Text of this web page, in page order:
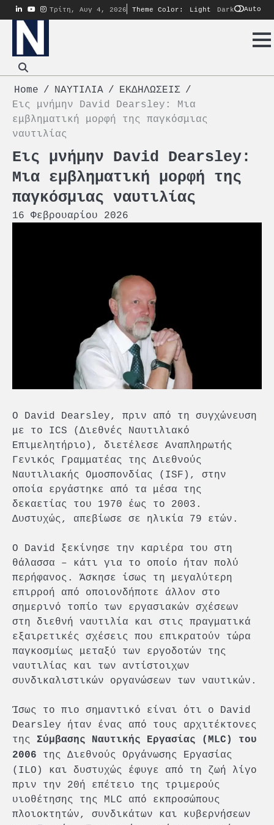
Skip
to
content
linkedin
youtube
instagram
Τρίτη, Αυγ 4, 2026 Theme Color: Light Dark Auto
Home ΝΑΥΤΙΛΙΑ
ΕΚΔΗΛΩΣΕΙΣ
Εις μνήμην David Dearsley: Μια
εμβληματική μορφή της παγκόσμιας
ναυτιλίας
Εις μνήμην David Dearsley:
Μια εμβληματική μορφή της
παγκόσμιας ναυτιλίας
16 Φεβρουαρίου 2026
Ο David Dearsley, πριν από τη συγχώνευση
με το ICS (Διεθνές Ναυτιλιακό
Επιμελητήριο), διετέλεσε Αναπληρωτής
Γενικός Γραμματέας της Διεθνούς
Ναυτιλιακής Ομοσπονδίας (ISF), στην
οποία εργάστηκε από τα μέσα της
δεκαετίας του 1970 έως το 2003.
Δυστυχώς, απεβίωσε σε ηλικία 79 ετών.
Ο David ξεκίνησε την καριέρα του στη
θάλασσα – κάτι για το οποίο ήταν πολύ
περήφανος. Άσκησε ίσως τη μεγαλύτερη
επιρροή από οποιονδήποτε άλλον στο
σημερινό τοπίο των εργασιακών σχέσεων
στη διεθνή ναυτιλία και στις πραγματικά
εξαιρετικές σχέσεις που επικρατούν τώρα
παγκοσμίως μεταξύ των εργοδοτών της
ναυτιλίας και των αντίστοιχων
συνδικαλιστικών οργανώσεων των ναυτικών.
Ίσως το πιο σημαντικό είναι ότι ο David
Dearsley ήταν ένας από τους αρχιτέκτονες
της Σύμβασης Ναυτικής Εργασίας (MLC) του
2006 της Διεθνούς Οργάνωσης Εργασίας
(ILO) και δυστυχώς έφυγε από τη ζωή λίγο
πριν την 20ή επέτειο της τριμερούς
υιοθέτησης της MLC από εκπροσώπους
πλοιοκτητών, συνδικάτων και κυβερνήσεων